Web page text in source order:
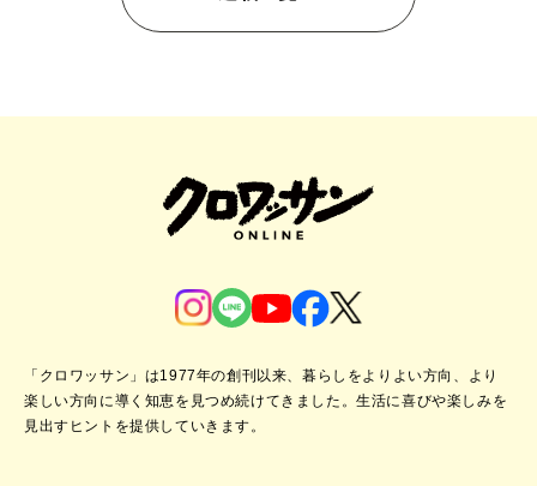
「クロワッサン」は1977年の創刊以来、暮らしをよりよい方向、より
楽しい方向に導く知恵を見つめ続けてきました。生活に喜びや楽しみを
見出すヒントを提供していきます。